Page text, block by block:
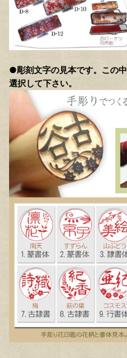
●彫刻文字の見本です。この
選択して下さい。